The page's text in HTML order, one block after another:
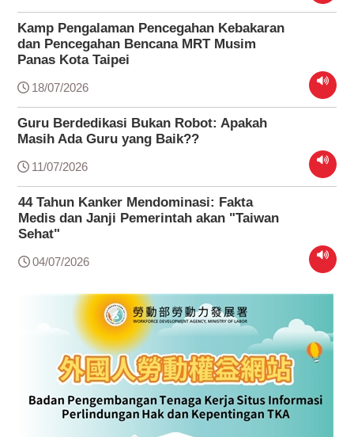
Kamp Pengalaman Pencegahan Kebakaran
dan Pencegahan Bencana MRT Musim
Panas Kota Taipei
18/07/2026
Guru Berdedikasi Bukan Robot: Apakah
Masih Ada Guru yang Baik??
11/07/2026
44 Tahun Kanker Mendominasi: Fakta
Medis dan Janji Pemerintah akan "Taiwan
Sehat"
04/07/2026